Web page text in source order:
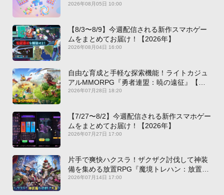
2026年08月05日 10:00
【8/3〜8/9】今週配信される新作スマホゲー
ムをまとめてお届け！【2026年】
2026年08月04日 16:00
自由な育成と手軽な探索機能！ライトカジュ
アルMMORPG『勇者連盟：暁の遠征』【最
新作PICKUP】
2026年07月28日 18:20
【7/27〜8/2】今週配信される新作スマホゲー
ムをまとめてお届け！【2026年】
2026年07月27日 17:00
片手で爽快ハクスラ！ザクザク討伐して神装
備を集める放置RPG『魔境トレハン：放置で
神装備』【最新作PICKUP】
2026年07月14日 17:00